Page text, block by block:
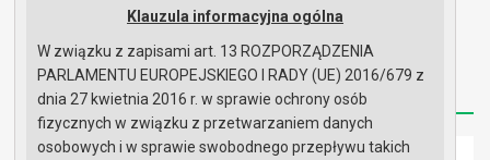
Strona główna Mapa serwisu Aktualności
Redakcja Instrukcja korzystania Dostępność
Strona główna
Klauzula informacyjna ogólna
W związku z zapisami art. 13 ROZPORZĄDZENIA
PARLAMENTU EUROPEJSKIEGO I RADY (UE) 2016/679 z
dnia 27 kwietnia 2016 r. w sprawie ochrony osób
fizycznych w związku z przetwarzaniem danych
osobowych i w sprawie swobodnego przepływu takich